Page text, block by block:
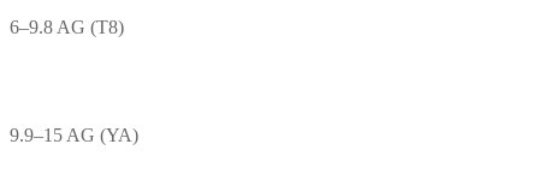
6–9.8 AG (T8)
9.9–15 AG (YA)